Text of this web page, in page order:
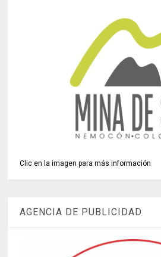
Clic en la imagen para más información
AGENCIA DE PUBLICIDAD